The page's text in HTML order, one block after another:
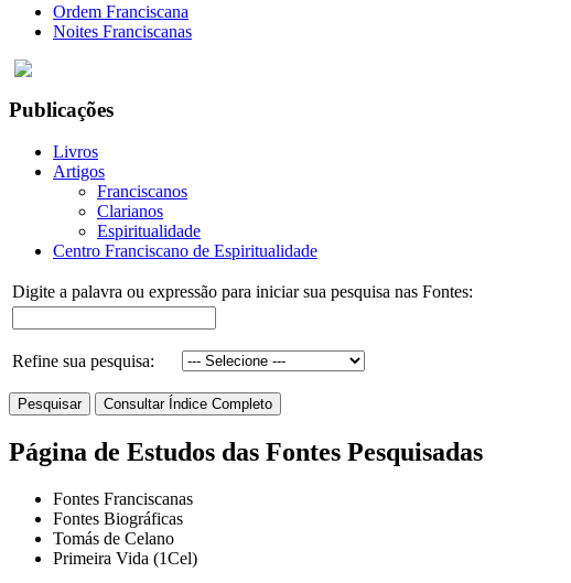
Ordem Franciscana
Noites Franciscanas
Publicações
Livros
Artigos
Franciscanos
Clarianos
Espiritualidade
Centro Franciscano de Espiritualidade
Digite a palavra ou expressão para iniciar sua pesquisa nas Fontes:
Refine sua pesquisa:
Página de Estudos das Fontes Pesquisadas
Fontes Franciscanas
Fontes Biográficas
Tomás de Celano
Primeira Vida (1Cel)